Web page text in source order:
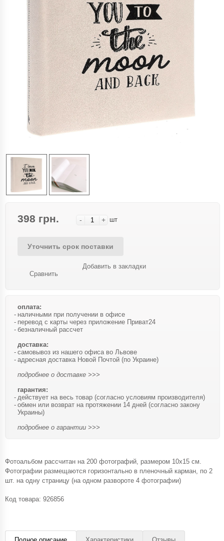
398 грн. - + шт
Уточнить срок поставки
Сравнить
Добавить в закладки
оплата:
наличными при получении в офисе
перевод с карты через приложение Приват24
безналичный рассчет
доставка:
самовывоз из нашего офиса во Львове
адресная доставка Новой Почтой (по Украине)
подробнее о доставке >>>
гарантия:
действует на весь товар (согласно условиям производителя)
обмен или возврат на протяжении 14 дней (согласно закону
Украины)
подробнее о гарантии >>>
Фотоальбом рассчитан на 200 фотографий, размером 10х15 см.
Фотографии размещаются горизонтально в пленочный карман, по 2
шт. на одну страницу (на одном развороте 4 фотографии)
Код товара: 926856